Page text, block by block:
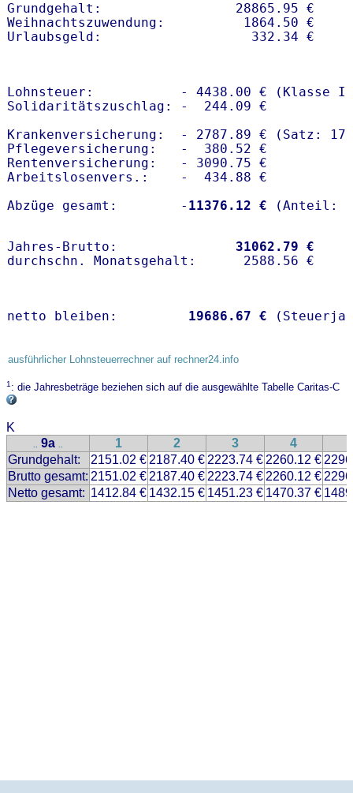
Grundgehalt:                 28865.95 €
Weihnachtszuwendung:          1864.50 €
Lohnsteuer:           - 4438.00 € (Klasse I)
Solidaritätszuschlag: -  244.09 €
Krankenversicherung:  - 2787.89 € (Satz:
Pflegeversicherung:   -  380.52 €
Rentenversicherung:   - 3090.75 €
Arbeitslosenvers.:    -  434.88 €
Abzüge gesamt:        - 11376.12 €
Jahres-Brutto: 31062.79 €
netto bleiben: 19686.67 €
ausführlicher Lohnsteuerrechner auf rechner24.info
1: die Jahresbeträge beziehen sich auf die ausgewählte Tabelle Caritas-C
K
.. 9a .. 1 2 3 4
Grundgehalt:
2151.02 € 2187.40 € 2223.74 € 2260.12 €
Brutto gesamt: 2151.02 € 2187.40 € 2223.74 € 2260.12 €
Netto gesamt: 1412.84 € 1432.15 € 1451.23 € 1470.37 €